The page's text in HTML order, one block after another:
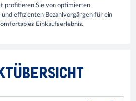
profitieren Sie von optimierten
effizienten Bezahlvorgängen für ein
Einkaufserlebnis.